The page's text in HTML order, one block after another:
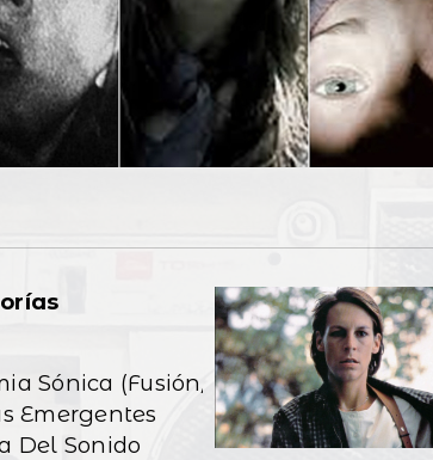
Sónica (Fusión/Exp)
Emergentes
Del Sonido